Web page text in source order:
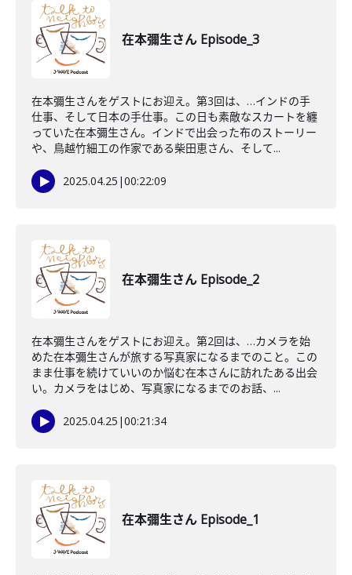
在本彌生さん Episode_3
在本彌生さんをゲストにお迎え。第3回は、…インドの手
仕事、そして日本の手仕事。この日も素敵なスカートを纏
っていた在本彌生さん。インドで出会った布のストーリー
や、鳥越竹細工の作家である柴田恵さん、そして...
2025.04.25 |00:22:09
在本彌生さん Episode_2
在本彌生さんをゲストにお迎え。第2回は、…カメラを始
めた在本彌生さんが旅する写真家になるまでのこと。この
まま仕事を続けていいのか悩む在本さんに訪れたある出会
い。カメラをはじめ、写真家になるまでのお話、...
2025.04.25 |00:21:34
在本彌生さん Episode_1